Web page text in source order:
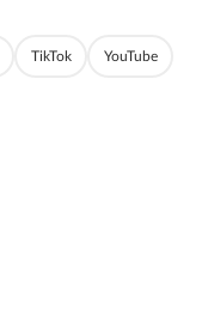
TikTok YouTube